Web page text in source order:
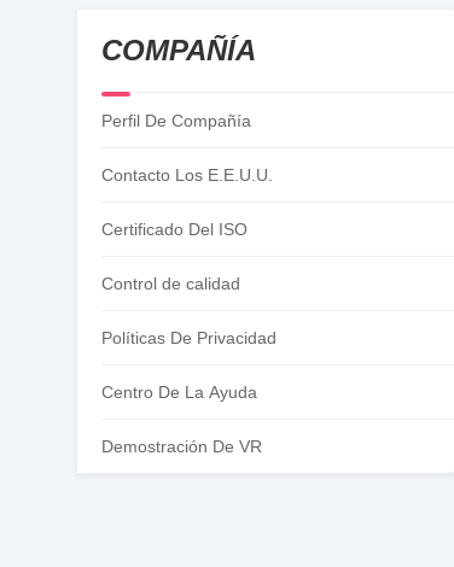
COMPAÑÍA
Perfil De Compañía
Contacto Los E.E.U.U.
Certificado Del ISO
Control de calidad
Políticas De Privacidad
Centro De La Ayuda
Demostración De VR